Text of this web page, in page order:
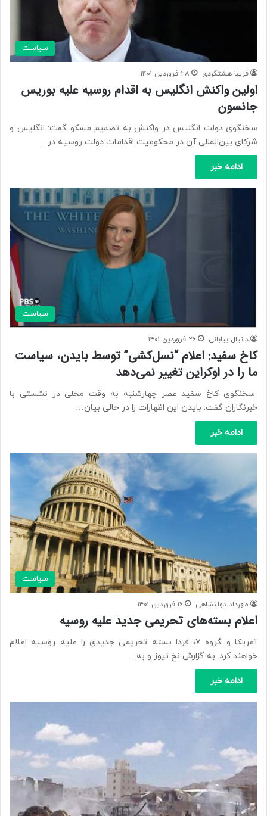
سیاست
فریبا هشتگردی ۲۸ فروردین ۱۴۰۱
اولین واکنش انگلیس به اقدام روسیه علیه بوریس
جانسون
سخنگوی دولت انگلیس در واکنش به تصمیم مسکو گفت: انگلیس و
شرکای بین‌المللی آن در محکومیت اقدامات دولت روسیه در…
ادامه خبر
سیاست
دانیال بیابانی ۲۶ فروردین ۱۴۰۱
کاخ سفید: اعلام “نسل‌کشی” توسط بایدن، سیاست
ما را در اوکراین تغییر نمی‌دهد
سخنگوی کاخ سفید عصر چهارشنبه به وقت محلی در نشستی با
خبرنگاران گفت: بایدن این اظهارات را در حالی بیان…
ادامه خبر
سیاست
مهرداد دولتشاهی ۱۶ فروردین ۱۴۰۱
اعلام بسته‌های تحریمی جدید علیه روسیه
آمریکا و گروه ۷، فردا بسته تحریمی جدیدی را علیه روسیه اعلام
خواهند کرد. به گزارش نخ نیوز و به…
ادامه خبر